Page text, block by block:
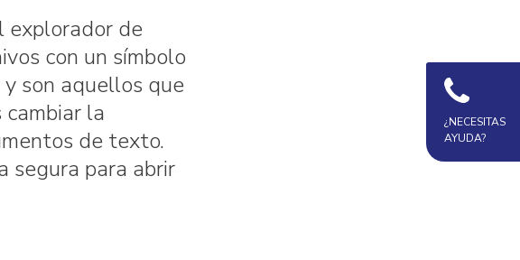
explorador de
con un símbolo
son aquellos que
la
de texto.
segura para abrir
¿NECESITAS
AYUDA?